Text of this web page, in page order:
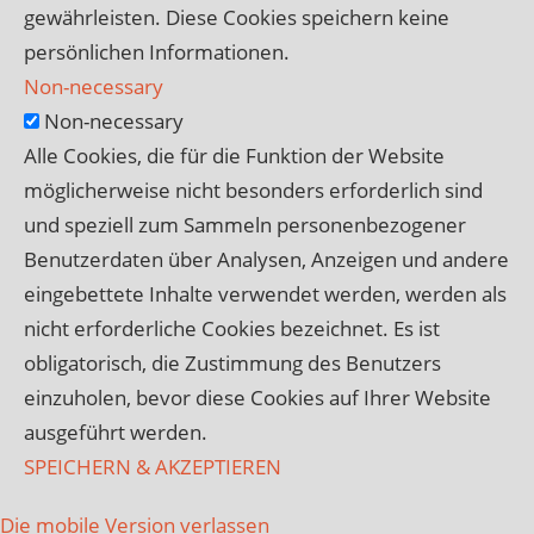
gewährleisten. Diese Cookies speichern keine
persönlichen Informationen.
Non-necessary
Non-necessary
Alle Cookies, die für die Funktion der Website
möglicherweise nicht besonders erforderlich sind
und speziell zum Sammeln personenbezogener
Benutzerdaten über Analysen, Anzeigen und andere
eingebettete Inhalte verwendet werden, werden als
nicht erforderliche Cookies bezeichnet. Es ist
obligatorisch, die Zustimmung des Benutzers
einzuholen, bevor diese Cookies auf Ihrer Website
ausgeführt werden.
SPEICHERN & AKZEPTIEREN
Die mobile Version verlassen